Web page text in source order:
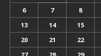
6
7 8
13
14 15
20
21 22